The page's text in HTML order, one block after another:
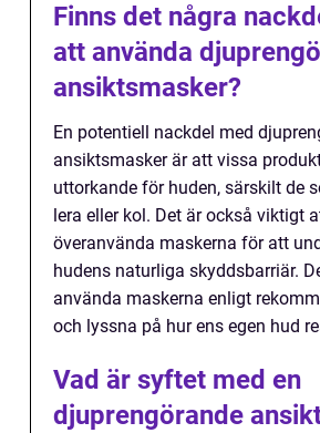
Finns det några
att använda
ansiktsmasker?
En potentiell nackdel med
ansiktsmasker är att vissa
uttorkande för huden, särskilt de
lera eller kol. Det är också viktigt
överanvända maskerna för att
hudens naturliga skyddsbarriär.
använda maskerna enligt
och lyssna på hur ens egen hud
Vad är syftet med en
djuprengörande